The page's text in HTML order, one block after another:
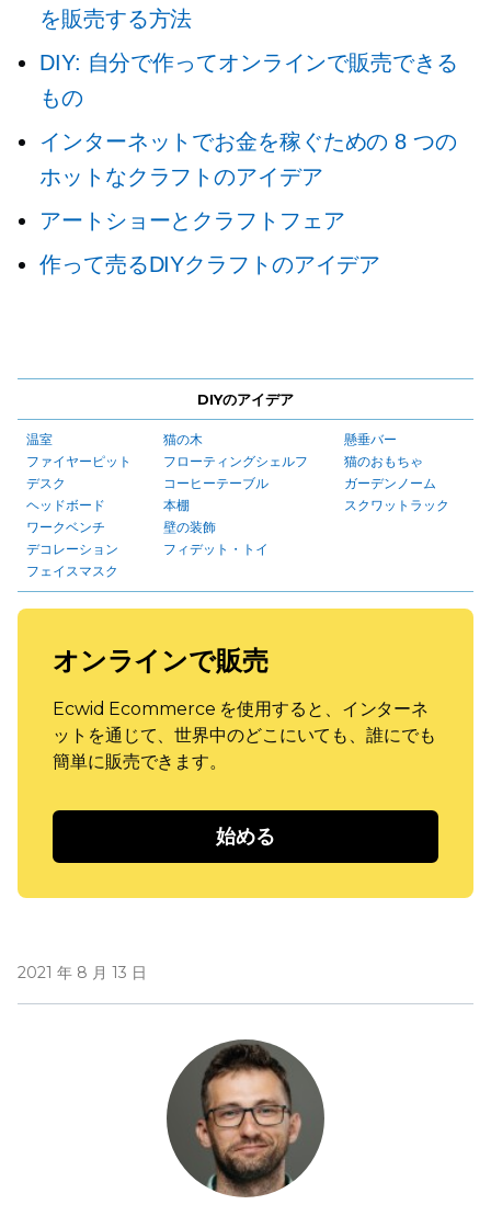
を販売する方法
DIY: 自分で作ってオンラインで販売できる
もの
インターネットでお金を稼ぐための 8 つの
ホットなクラフトのアイデア
アートショーとクラフトフェア
作って売るDIYクラフトのアイデア
DIYのアイデア
温室
ファイヤーピット
デスク
ヘッドボード
ワークベンチ
デコレーション
フェイスマスク
猫の木
フローティングシェルフ
コーヒーテーブル
本棚
壁の装飾
フィデット・トイ
懸垂バー
猫のおもちゃ
ガーデンノーム
スクワットラック
オンラインで販売
Ecwid Ecommerce を使用すると、インターネ
ットを通じて、世界中のどこにいても、誰にでも
簡単に販売できます。
始める
2021 年 8 月 13 日